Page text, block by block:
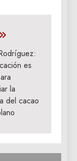
es
la
del cacao